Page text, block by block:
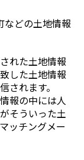
などの土地情報
れた土地情報
した土地情報
されます。
報の中には人
そういった土
ッチングメー